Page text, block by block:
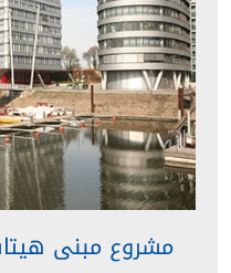
مشروع مبنى